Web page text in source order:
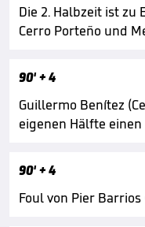
Die 2. Halbzeit ist zu
Cerro Porteño und
90'+ 4
Guillermo Benítez
eigenen Hälfte
90'+ 4
Foul von Pier